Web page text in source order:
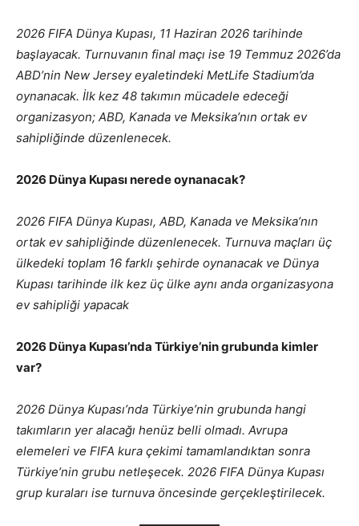
2026 FIFA Dünya Kupası, 11 Haziran 2026 tarihinde
başlayacak. Turnuvanın final maçı ise 19 Temmuz 2026’da
ABD’nin New Jersey eyaletindeki MetLife Stadium’da
oynanacak. İlk kez 48 takımın mücadele edeceği
organizasyon; ABD, Kanada ve Meksika’nın ortak ev
sahipliğinde düzenlenecek.
2026 Dünya Kupası nerede oynanacak?
2026 FIFA Dünya Kupası, ABD, Kanada ve Meksika’nın
ortak ev sahipliğinde düzenlenecek. Turnuva maçları üç
ülkedeki toplam 16 farklı şehirde oynanacak ve Dünya
Kupası tarihinde ilk kez üç ülke aynı anda organizasyona
ev sahipliği yapacak
2026 Dünya Kupası’nda Türkiye’nin grubunda kimler
var?
2026 Dünya Kupası’nda Türkiye’nin grubunda hangi
takımların yer alacağı henüz belli olmadı. Avrupa
elemeleri ve FIFA kura çekimi tamamlandıktan sonra
Türkiye’nin grubu netleşecek. 2026 FIFA Dünya Kupası
grup kuraları ise turnuva öncesinde gerçekleştirilecek.